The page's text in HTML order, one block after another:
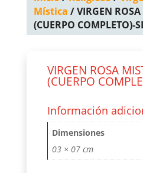
Mística / VIRGEN
(CUERPO COMPLETO)-
VIRGEN ROSA
(CUERPO
Información
Dimensiones
03 × 07 cm